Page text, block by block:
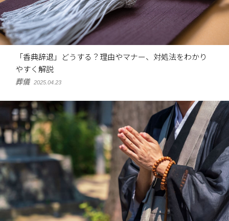
「香典辞退」どうする？理由やマナー、対処法をわかり
やすく解説
葬儀 2025.04.23